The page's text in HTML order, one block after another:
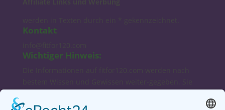
Kontakt
Wichtiger Hinweis:
Fortbildung gedacht und keinesfalls als Diagnose-